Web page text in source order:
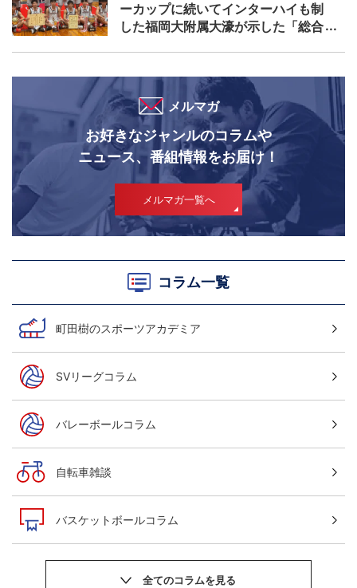
ーカップに続いてインターハイも制
した福岡大附属大濠が示した「総合
メルマガ
お好きなジャンルのコラムや
ニュース、番組情報をお届け！
メルマガ一覧へ
コラム一覧
町田樹のスポーツアカデミア
SVリーグコラム
バレーボールコラム
自転車雑談
バスケットボールコラム